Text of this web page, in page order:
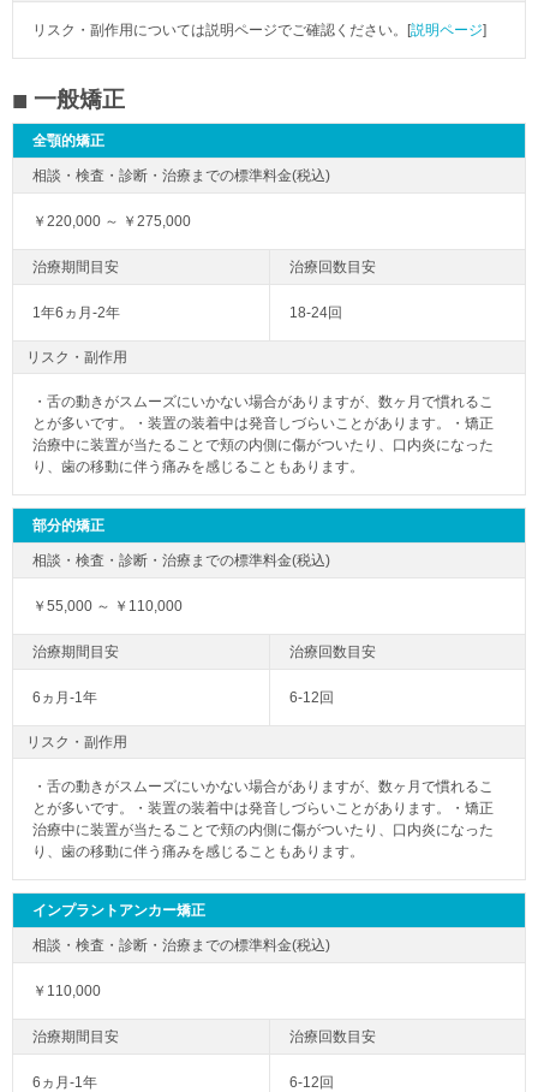
リスク・副作用については説明ページでご確認ください。[説明ページ]
一般矯正
全顎的矯正
￥220,000 ～ ￥275,000
1年6ヵ月-2年 18-24回
リスク・副作用
・舌の動きがスムーズにいかない場合がありますが、数ヶ月で慣れるこ
とが多いです。・装置の装着中は発音しづらいことがあります。・矯正
治療中に装置が当たることで頬の内側に傷がついたり、口内炎になった
り、歯の移動に伴う痛みを感じることもあります。
部分的矯正
￥55,000 ～ ￥110,000
6ヵ月-1年 6-12回
リスク・副作用
・舌の動きがスムーズにいかない場合がありますが、数ヶ月で慣れるこ
とが多いです。・装置の装着中は発音しづらいことがあります。・矯正
治療中に装置が当たることで頬の内側に傷がついたり、口内炎になった
り、歯の移動に伴う痛みを感じることもあります。
インプラントアンカー矯正
￥110,000
6ヵ月-1年 6-12回